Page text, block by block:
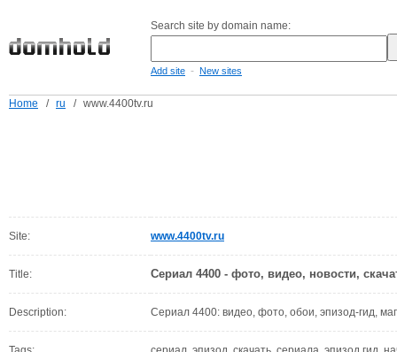
Search site by domain name:
Add site - New sites
Home / ru / www.4400tv.ru
Site: www.4400tv.ru
Title: Сериал 4400 - фото, видео, новости,
Description: Сериал 4400: видео, фото, обои, эпизод-гид,